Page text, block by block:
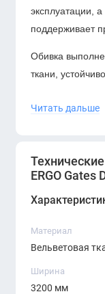
эксплуатации,
поддерживает
Обивка
ткани,
долговечность
современных
корпоративный
Читать дальше
ERGO Gates
Материал
Вельветовая
Ширина
3200 мм